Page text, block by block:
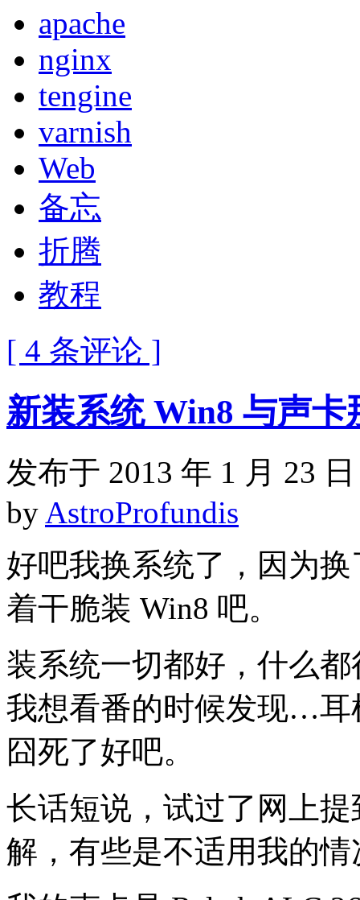
apache
nginx
tengine
varnish
Web
备忘
折腾
教程
[ 4 条评论 ]
新装系统 Win8 与声卡
发布于 2013 年 1 月 23 日
by AstroProfundis
好吧我换系统了，因为
着干脆装 Win8 吧。
装系统一切都好，什么
我想看番的时候发现…
囧死了好吧。
长话短说，试过了网上
解，有些是不适用我的情